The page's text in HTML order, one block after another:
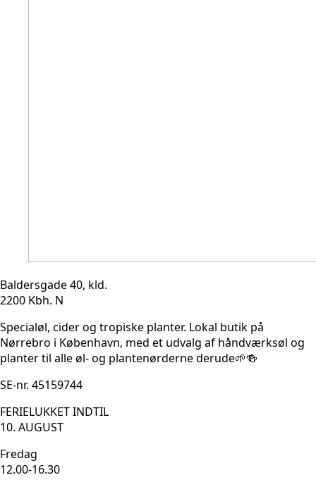
Baldersgade 40, kld.
2200 Kbh. N
Specialøl, cider og tropiske planter. Lokal butik på
Nørrebro i København, med et udvalg af håndværksøl og
planter til alle øl- og plantenørderne derude🌱🍻
SE-nr. 45159744
FERIELUKKET INDTIL
10. AUGUST
Fredag
12.00-16.30